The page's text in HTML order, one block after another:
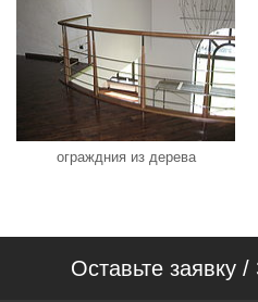
ограждния из дерева
Оставьте заявку